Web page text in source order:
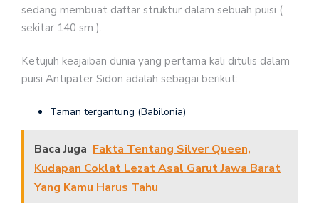
sedang membuat daftar struktur dalam sebuah puisi (
sekitar 140 sm ).
Ketujuh keajaiban dunia yang pertama kali ditulis dalam
puisi Antipater Sidon adalah sebagai berikut:
Taman tergantung (Babilonia)
Baca Juga Fakta Tentang Silver Queen,
Kudapan Coklat Lezat Asal Garut Jawa Barat
Yang Kamu Harus Tahu